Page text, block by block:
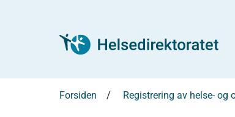
Forsiden Registrering av helse- og